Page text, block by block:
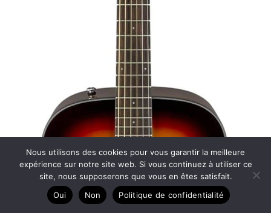
Nous utilisons des cookies pour vous garantir la meilleure
expérience sur notre site web. Si vous continuez à utiliser ce
site, nous supposerons que vous en êtes satisfait.
Oui
Non Politique de confidentialité